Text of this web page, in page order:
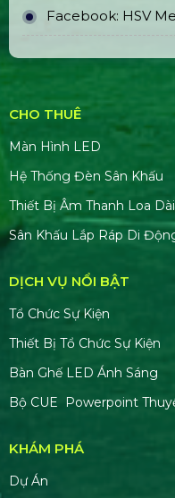
Facebook: HSV
CHO THUÊ
Màn Hình LED
Hệ Thống Đèn Sân Khấu
Thiết Bị Âm Thanh Loa Dài
Sân Khấu Lắp Ráp Di
DỊCH VỤ NỔI BẬT
Tổ Chức Sự Kiện
Thiết Bị Tổ Chức Sự Kiện
Bàn Ghế LED Ánh Sáng
Bộ CUE Powerpoint
KHÁM PHÁ
Dự Án